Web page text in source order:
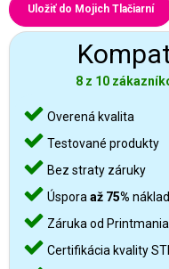
Uložiť do Mojich Tlačiarní
8 z 10
Overená kvalita
Testované produkty
Bez straty záruky
Úspora až 75%
Záruka od
Certifikácia kvality